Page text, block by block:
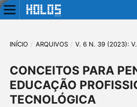
INÍCIO / ARQUIVOS / V. 6 N. 39 (2023):
CONCEITOS PARA
EDUCAÇÃO
TECNOLÓGICA